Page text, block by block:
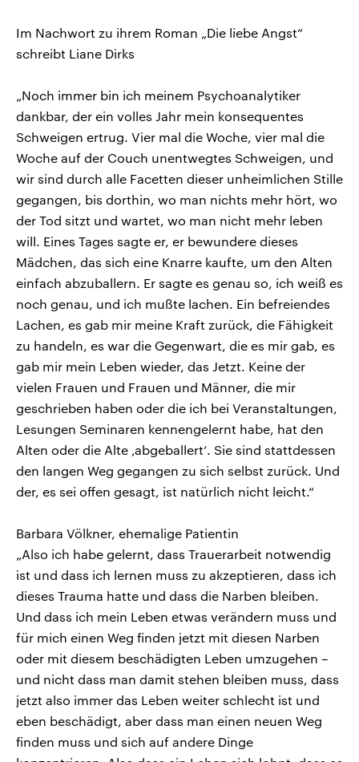
Im Nachwort zu ihrem Roman „Die liebe Angst“
schreibt Liane Dirks
„Noch immer bin ich meinem Psychoanalytiker
dankbar, der ein volles Jahr mein konsequentes
Schweigen ertrug. Vier mal die Woche, vier mal die
Woche auf der Couch unentwegtes Schweigen, und
wir sind durch alle Facetten dieser unheimlichen Stille
gegangen, bis dorthin, wo man nichts mehr hört, wo
der Tod sitzt und wartet, wo man nicht mehr leben
will. Eines Tages sagte er, er bewundere dieses
Mädchen, das sich eine Knarre kaufte, um den Alten
einfach abzuballern. Er sagte es genau so, ich weiß es
noch genau, und ich mußte lachen. Ein befreiendes
Lachen, es gab mir meine Kraft zurück, die Fähigkeit
zu handeln, es war die Gegenwart, die es mir gab, es
gab mir mein Leben wieder, das Jetzt. Keine der
vielen Frauen und Frauen und Männer, die mir
geschrieben haben oder die ich bei Veranstaltungen,
Lesungen Seminaren kennengelernt habe, hat den
Alten oder die Alte ‚abgeballert‘. Sie sind stattdessen
den langen Weg gegangen zu sich selbst zurück. Und
der, es sei offen gesagt, ist natürlich nicht leicht.“
Barbara Völkner, ehemalige Patientin
„Also ich habe gelernt, dass Trauerarbeit notwendig
ist und dass ich lernen muss zu akzeptieren, dass ich
dieses Trauma hatte und dass die Narben bleiben.
Und dass ich mein Leben etwas verändern muss und
für mich einen Weg finden jetzt mit diesen Narben
oder mit diesem beschädigten Leben umzugehen –
und nicht dass man damit stehen bleiben muss, dass
jetzt also immer das Leben weiter schlecht ist und
eben beschädigt, aber dass man einen neuen Weg
finden muss und sich auf andere Dinge